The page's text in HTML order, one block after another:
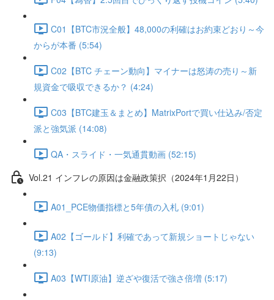
C01【BTC市況全般】48,000の利確はお約束どおり～今
からが本番 (5:54)
C02【BTC チェーン動向】マイナーは怒涛の売り～新
規資金で吸収できるか？ (4:24)
C03【BTC建玉＆まとめ】MatrixPortで買い仕込み/否定
派と強気派 (14:08)
QA・スライド・一気通貫動画 (52:15)
Vol.21 インフレの原因は金融政策択（2024年1月22日）
A01_PCE物価指標と5年債の入札 (9:01)
A02【ゴールド】利確であって新規ショートじゃない
(9:13)
A03【WTI原油】逆ざや復活で強さ倍増 (5:17)